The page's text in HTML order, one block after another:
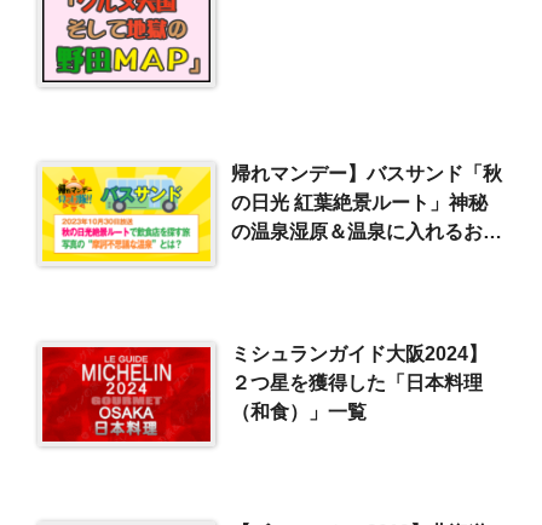
帰れマンデー】バスサンド「秋
の日光 紅葉絶景ルート」神秘
の温泉湿原＆温泉に入れるお寺
ミシュランガイド大阪2024】
２つ星を獲得した「日本料理
（和食）」一覧